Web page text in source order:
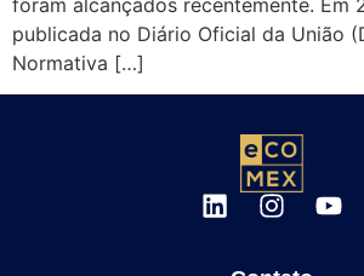
publicada no Diário Oficial da União
Normativa […]